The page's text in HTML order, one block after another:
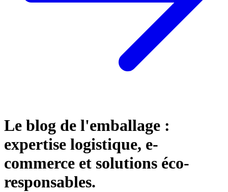
Le blog de l'emballage :
expertise logistique, e-
commerce et solutions éco-
responsables.